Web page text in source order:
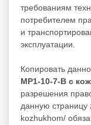
требованиям
потребителем
и
эксплуатации.
Копировать
МР1-10-7-В с
разрешения
данную
kozhukhom/